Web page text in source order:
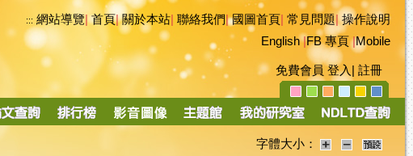
::: 網站導覽|首頁|關於本站 聯絡我們|國圖首頁 常見問題|操作說明
English|FB 專頁|Mobile
免費會員 登入 註冊
字體大小：